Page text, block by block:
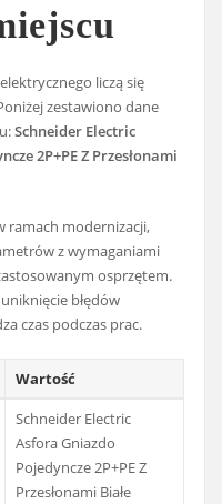
liczą się
zestawiono dane
Schneider Electric
2P+PE Z Przesłonami
ramach modernizacji,
z wymaganiami
osprzętem.
błędów
czas podczas prac.
Wartość
Schneider Electric
Asfora Gniazdo
Pojedyncze 2P+PE Z
Przesłonami Białe